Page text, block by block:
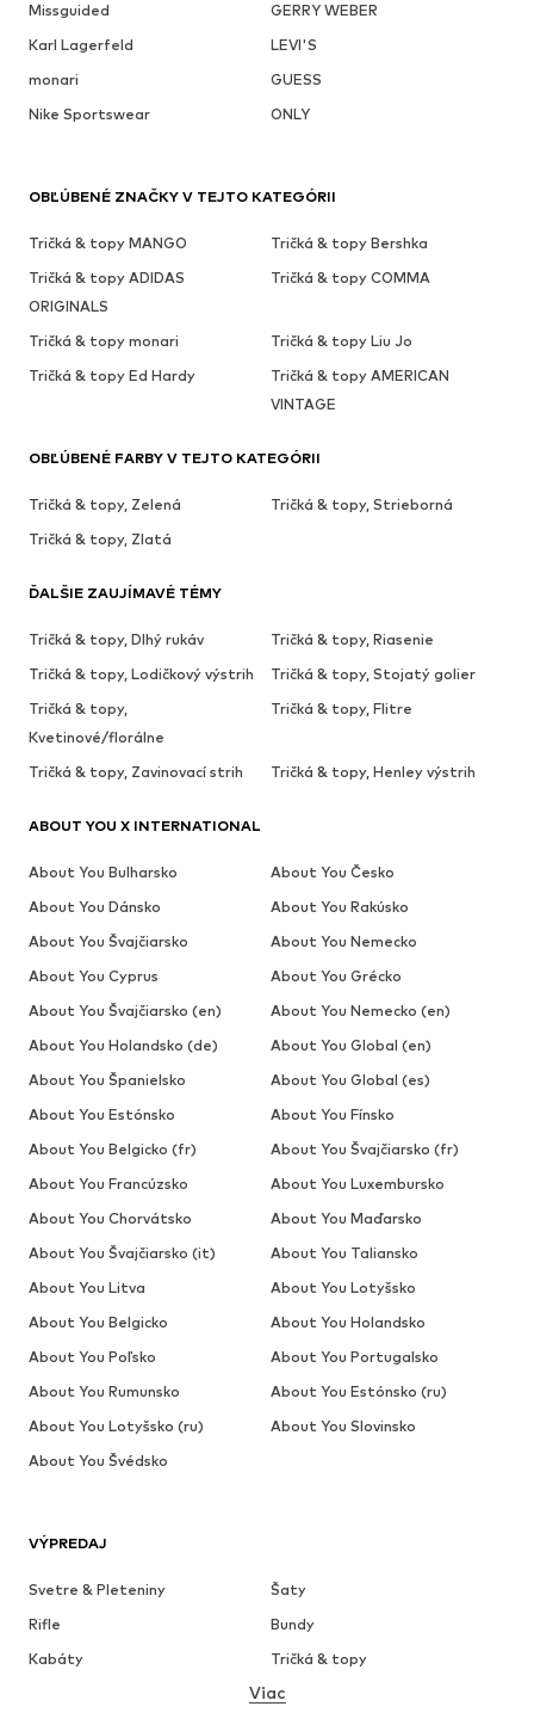
Missguided
GERRY WEBER
Karl Lagerfeld
LEVI'S
monari
GUESS
Nike Sportswear
ONLY
VÝPREDAJ
Svetre & Pleteniny
Šaty
Rifle
Bundy
Kabáty
Tričká & topy
Bielizeň
Viac
OBĽÚBENÉ ZNAČKY V TEJTO KATEGÓRII
Tričká & topy MANGO
Tričká & topy Bershka
Tričká & topy ADIDAS
ORIGINALS
Tričká & topy COMMA
Tričká & topy monari
Tričká & topy Liu Jo
Tričká & topy Ed Hardy
Tričká & topy AMERICAN
VINTAGE
OBĽÚBENÉ FARBY V TEJTO KATEGÓRII
Tričká & topy, Zelená
Tričká & topy, Strieborná
Tričká & topy, Zlatá
ĎALŠIE ZAUJÍMAVÉ TÉMY
Tričká & topy, Dlhý rukáv
Tričká & topy, Riasenie
Tričká & topy, Lodičkový výstrih
Tričká & topy, Stojatý golier
Tričká & topy,
Kvetinové/florálne
Tričká & topy, Flitre
Tričká & topy, Zavinovací strih Tričká & topy, Henley výstrih
ABOUT YOU X INTERNATIONAL
About You Bulharsko
About You Česko
About You Dánsko
About You Rakúsko
About You Švajčiarsko
About You Nemecko
About You Cyprus
About You Grécko
About You Švajčiarsko (en)
About You Nemecko (en)
About You Holandsko (de)
About You Global (en)
About You Španielsko
About You Global (es)
About You Estónsko
About You Fínsko
About You Belgicko (fr)
About You Švajčiarsko (fr)
About You Francúzsko
About You Luxembursko
About You Chorvátsko
About You Maďarsko
About You Švajčiarsko (it)
About You Taliansko
About You Litva
About You Lotyšsko
About You Belgicko
About You Holandsko
About You Poľsko
About You Portugalsko
About You Rumunsko
About You Estónsko (ru)
About You Lotyšsko (ru)
About You Slovinsko
About You Švédsko